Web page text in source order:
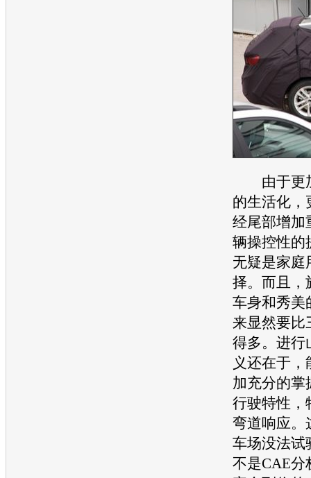
由于更
的生活化，
经尾部增加
辆操控性的
无疑是家庭
择。而且，
车身和秀美
来显然要比
得多。进行
义还在于
加充分的掌
行驶特性，
弯道响应。
车场没法试
不是CAE分